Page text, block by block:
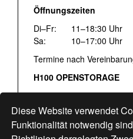
Diese Website verwendet
Funktionalität notwendig
Öffnungszeiten
Di–Fr:
11–18:30 Uhr
Sa:
10–17:00 Uhr
Termine nach
H100 OPENSTORAGE
Fr:
16:00–18:30 Uhr
Sa: 12:00–17:00 Uhr
Hohlstrasse 122